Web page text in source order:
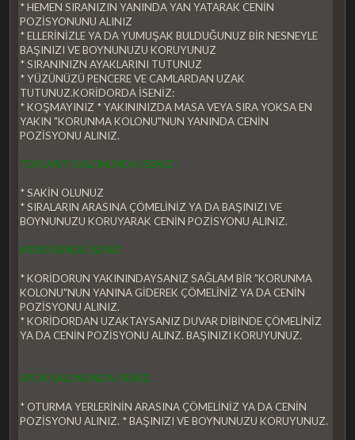
* HEMEN SIRANIZIN YANINDA YAN YATARAK CENİN
POZİSYONUNU ALINIZ
* ELLERİNİZLE YA DA YUMUŞAK BULDUĞUNUZ BİR NESNEYLE
BAŞINIZI VE BOYNUNUZU KORUYUNUZ
* SIRANINIZN AYAKLARINI TUTUNUZ
* YÜZÜNÜZÜ PENCERE VE CAMLARDAN UZAK
TUTUNUZ.KORİDORDA İSENİZ:
* KOŞMAYINIZ * YAKININIZDA MASA VEYA SIRA YOKSA EN
YAKIN "KORUNMA KOLONU"NUN YANINDA CENİN
POZİSYONU ALINIZ.
TOPLANTI SALONUNDA İSENİZ :
* SAKİN OLUNUZ
* SIRALARIN ARASINA ÇÖMELİNİZ YA DA BAŞINIZI VE
BOYNUNUZU KORUYARAK CENİN POZİSYONU ALINIZ.
MERDİVENDE İSENİZ
* KORİDORUN YAKININDAYSANIZ SAĞLAM BİR "KORUNMA
KOLONU"NUN YANINA GİDEREK ÇÖMELİNİZ YA DA CENİN
POZİSYONU ALINIZ.
* KORİDORDAN UZAKTAYSANIZ DUVAR DİBİNDE ÇÖMELİNİZ
YA DA CENİN POZİSYONU ALINZ. BAŞINIZI KORUYUNUZ.
SPOR SALONUNDA İSENİZ:
* OTURMA YERLERİNİN ARASINA ÇÖMELİNİZ YA DA CENİN
POZİSYONU ALINIZ. * BAŞINIZI VE BOYNUNUZU KORUYUNUZ.